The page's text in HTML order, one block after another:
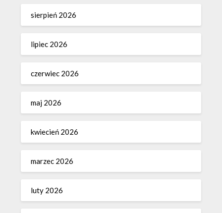
sierpień 2026
lipiec 2026
czerwiec 2026
maj 2026
kwiecień 2026
marzec 2026
luty 2026